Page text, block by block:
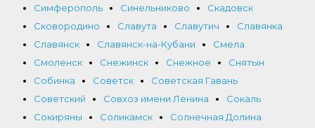
Симферополь
Синельниково
Скадовск
Сковородино
Славута Славутич
Славянка
Славянск
Славянск-на-Кубани
Смела
Смоленск
Снежинск Снежное
Снятын
Собинка
Советск
Советская Гавань
Советский
Совхоз имени Ленина
Сокаль
Сокиряны
Соликамск
Солнечная Долина